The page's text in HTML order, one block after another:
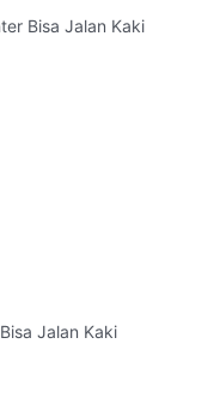
Bisa Jalan Kaki
Jalan Kaki